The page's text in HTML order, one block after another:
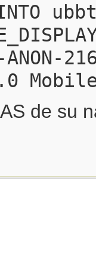
de su